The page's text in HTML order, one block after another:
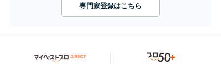
専門家登録はこちら